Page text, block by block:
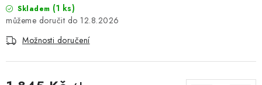
Kontakty Hodnocení obchodu
Odstoupení od kupní smlouvy
Obchodní a dodací podmínky
Cookies
Bezpečnostní certifikáty Moje objednávka
Skladem (1 ks)
12.8.2026
Možnosti doručení